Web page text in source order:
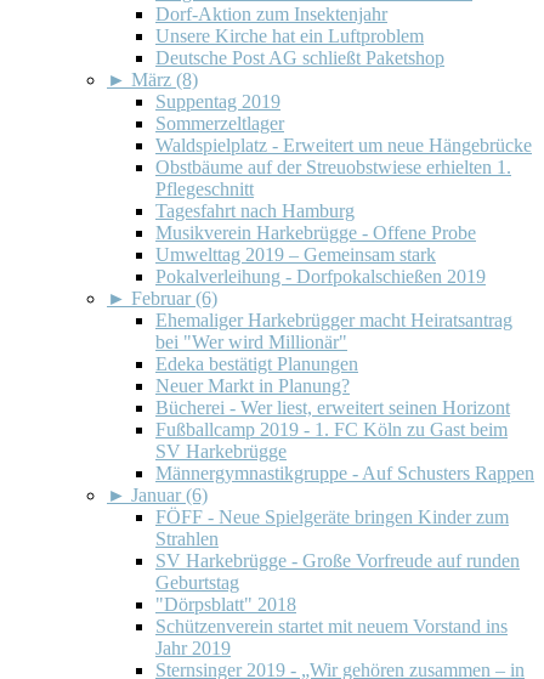
Dorf-Aktion zum Insektenjahr
Unsere Kirche hat ein Luftproblem
Deutsche Post AG schließt Paketshop
► März (8)
Suppentag 2019
Sommerzeltlager
Waldspielplatz - Erweitert um neue Hängebrücke
Obstbäume auf der Streuobstwiese erhielten 1.
Pflegeschnitt
Tagesfahrt nach Hamburg
Musikverein Harkebrügge - Offene Probe
Umwelttag 2019 – Gemeinsam stark
Pokalverleihung - Dorfpokalschießen 2019
► Februar (6)
Ehemaliger Harkebrügger macht Heiratsantrag
bei "Wer wird Millionär"
Edeka bestätigt Planungen
Neuer Markt in Planung?
Bücherei - Wer liest, erweitert seinen Horizont
Fußballcamp 2019 - 1. FC Köln zu Gast beim
SV Harkebrügge
Männergymnastikgruppe - Auf Schusters Rappen
► Januar (6)
FÖFF - Neue Spielgeräte bringen Kinder zum
Strahlen
SV Harkebrügge - Große Vorfreude auf runden
Geburtstag
"Dörpsblatt" 2018
Schützenverein startet mit neuem Vorstand ins
Jahr 2019
Sternsinger 2019 - „Wir gehören zusammen – in